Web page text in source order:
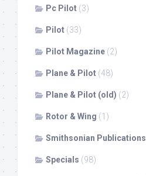
Pc Pilot (3)
Pilot (33)
Pilot Magazine (2)
Plane & Pilot (48)
Plane & Pilot (old) (2)
Rotor & Wing (1)
Smithsonian Publications
Specials (98)